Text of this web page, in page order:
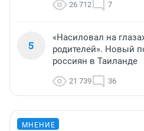
26 712 7
5
«Насиловал на
родителей». Новый
россиян в Таиланде
21 739 36
МНЕНИЕ